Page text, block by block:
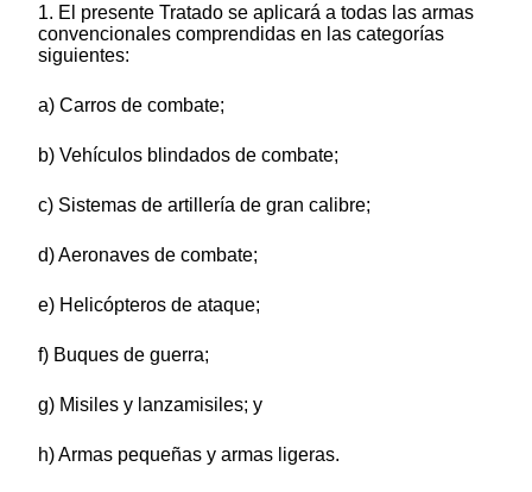
1. El presente Tratado se aplicará a todas las armas
convencionales comprendidas en las categorías
siguientes:
a) Carros de combate;
b) Vehículos blindados de combate;
c) Sistemas de artillería de gran calibre;
d) Aeronaves de combate;
e) Helicópteros de ataque;
f) Buques de guerra;
g) Misiles y lanzamisiles; y
h) Armas pequeñas y armas ligeras.